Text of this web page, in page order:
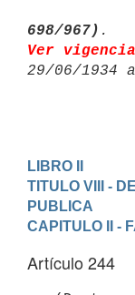
698/967)
Ver
29/06/1934
LIBRO II
TITULO VIII -
PUBLICA
CAPITULO II -
Artículo 244